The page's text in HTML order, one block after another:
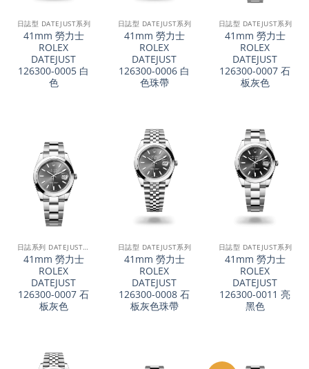
日誌型 DATEJUST系列
41mm 勞力士
ROLEX
DATEJUST
126300-0005 白
色
日誌型 DATEJUST系列
41mm 勞力士
ROLEX
DATEJUST
126300-0006 白
色珠帶
日誌型 DATEJUST系列
41mm 勞力士
ROLEX
DATEJUST
126300-0007 石
板灰色
日誌系列 DATEJUST 41
41mm 勞力士
ROLEX
DATEJUST
126300-0007 石
板灰色
日誌型 DATEJUST系列
41mm 勞力士
ROLEX
DATEJUST
126300-0008 石
板灰色珠帶
日誌型 DATEJUST系列
41mm 勞力士
ROLEX
DATEJUST
126300-0011 亮
黑色